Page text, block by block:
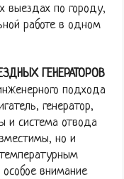
выездах по городу,
работе в одном
ГЕНЕРАТОРОВ
подхода
генератор,
и система отвода
но и
внимание